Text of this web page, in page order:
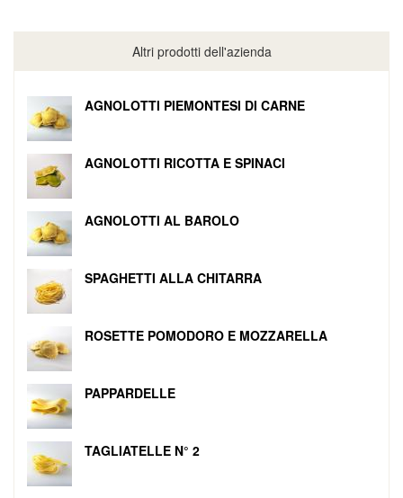
Altri prodotti dell'azienda
AGNOLOTTI PIEMONTESI DI CARNE
AGNOLOTTI RICOTTA E SPINACI
AGNOLOTTI AL BAROLO
SPAGHETTI ALLA CHITARRA
ROSETTE POMODORO E MOZZARELLA
PAPPARDELLE
TAGLIATELLE N° 2